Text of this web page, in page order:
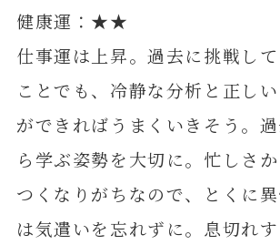
健康運：★★
仕事運は上昇。過去に挑戦し
ことでも、冷静な分析と正し
ができればうまくいきそう。
ら学ぶ姿勢を大切に。忙しさ
つくなりがちなので、とくに
は気遣いを忘れずに。息切れ